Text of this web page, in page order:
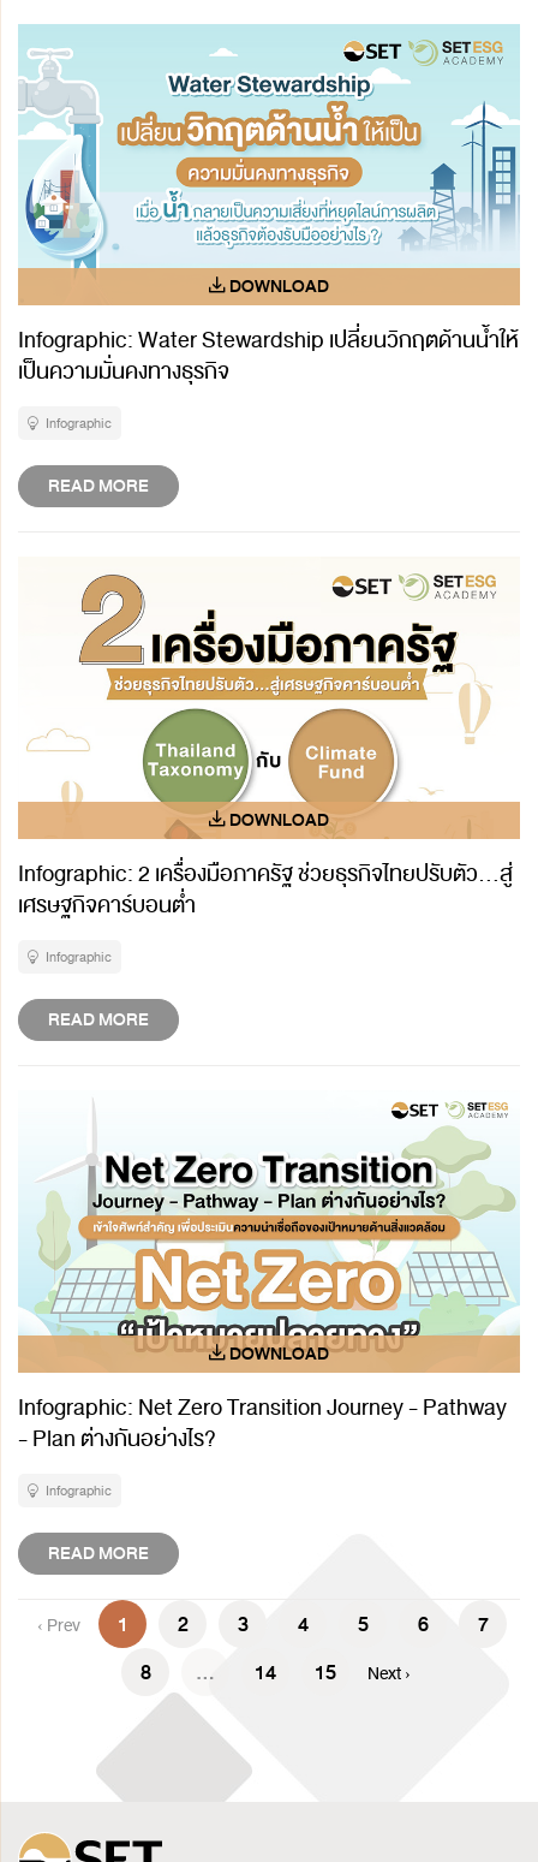
Infographic: Water Stewardship เปลี่ยนวิกฤตด้านน้ำให้
เป็นความมั่นคงทางธุรกิจ
Infographic
READ MORE
Infographic: 2 เครื่องมือภาครัฐ ช่วยธุรกิจไทยปรับตัว...สู่
เศรษฐกิจคาร์บอนต่ำ
Infographic
READ MORE
Infographic: Net Zero Transition Journey - Pathway
- Plan ต่างกันอย่างไร?
Infographic
READ MORE
‹ Prev 1 2 3 4 5 6
7
8
... 14 15 Next ›